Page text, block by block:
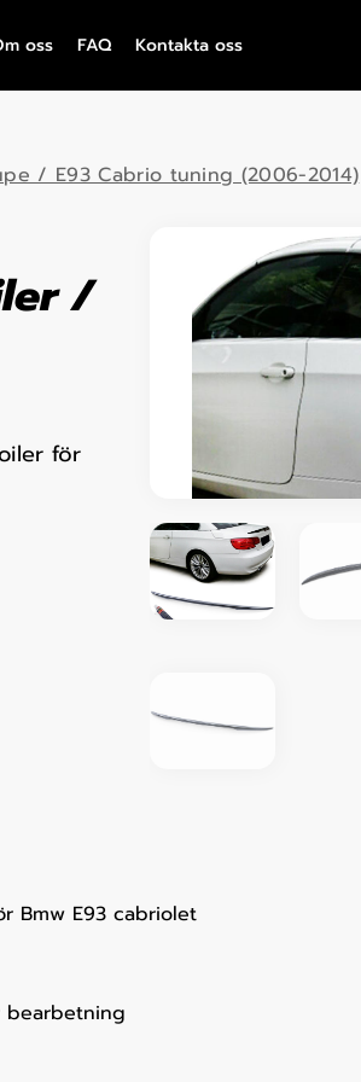
oss FAQ Kontakta oss
/ E93 Cabrio tuning (2006-2014)
/
för
Bmw E93 cabriolet
bearbetning